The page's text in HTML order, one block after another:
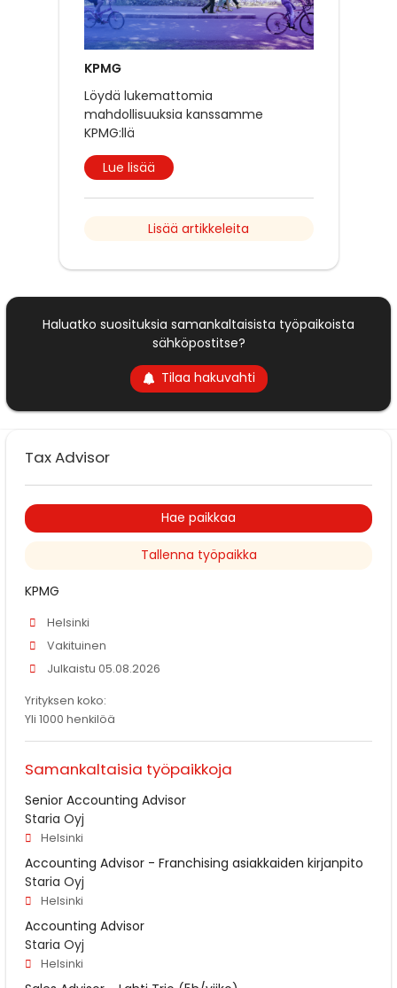
KPMG
Löydä lukemattomia
mahdollisuuksia kanssamme
KPMG:llä
Lue lisää
Lisää artikkeleita
Haluatko suosituksia samankaltaisista työpaikoista
sähköpostitse?
Tilaa hakuvahti
Tax Advisor
Hae paikkaa
Tallenna työpaikka
KPMG
Helsinki
Vakituinen
Julkaistu 05.08.2026
Yrityksen koko:
Yli 1000 henkilöä
Samankaltaisia työpaikkoja
Senior Accounting Advisor
Staria Oyj
Helsinki
Accounting Advisor - Franchising asiakkaiden kirjanpito
Staria Oyj
Helsinki
Accounting Advisor
Staria Oyj
Helsinki